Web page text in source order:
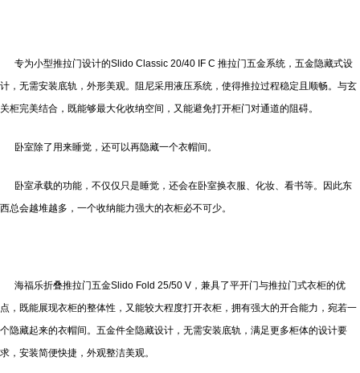
专为小型推拉门设计的Slido Classic 20/40 IF C 推拉门五金系统，五金隐藏式设
计，无需安装底轨，外形美观。阻尼采用液压系统，使得推拉过程稳定且顺畅。与玄
关柜完美结合，既能够最大化收纳空间，又能避免打开柜门对通道的阻碍。
卧室除了用来睡觉，还可以再隐藏一个衣帽间。
卧室承载的功能，不仅仅只是睡觉，还会在卧室换衣服、化妆、看书等。因此东
西总会越堆越多，一个收纳能力强大的衣柜必不可少。
海福乐折叠推拉门五金Slido Fold 25/50 V，兼具了平开门与推拉门式衣柜的优
点，既能展现衣柜的整体性，又能较大程度打开衣柜，拥有强大的开合能力，宛若一
个隐藏起来的衣帽间。五金件全隐藏设计，无需安装底轨，满足更多柜体的设计要
求，安装简便快捷，外观整洁美观。